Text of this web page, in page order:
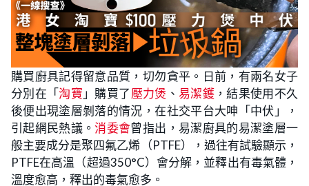
購買廚具記得留意品質，切勿貪平。日前，有兩名女子
分別在「淘寶 」購買了壓力煲 、 易潔鑊，結果使用不久
後便出現塗層剝落的情況，在社交平台大呻「中伏」，
引起網民熱議。消委會曾指出，易潔廚具的易潔塗層一
般主要成分是聚四氟乙烯（PTFE），過往有試驗顯示，
PTFE在高溫（超過350°C）會分解，並釋出有毒氣體，
溫度愈高，釋出的毒氣愈多。